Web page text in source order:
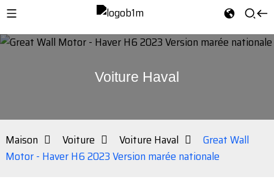
Voiture Haval
Maison Voiture Voiture Haval
Great Wall
Motor - Haver H6 2023 Version marée nationale